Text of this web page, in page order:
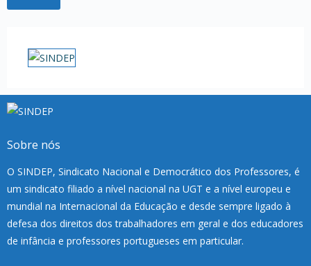
Sobre nós
O SINDEP, Sindicato Nacional e Democrático dos Professores, é
um sindicato filiado a nível nacional na UGT e a nível europeu e
mundial na Internacional da Educação e desde sempre ligado à
defesa dos direitos dos trabalhadores em geral e dos educadores
de infância e professores portugueses em particular.